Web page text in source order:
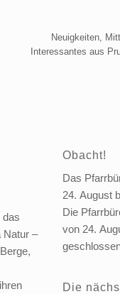
Neuigkeiten,
Interessantes aus
das
Natur –
Obacht!
Das
24. August
Die
von 24.
Die